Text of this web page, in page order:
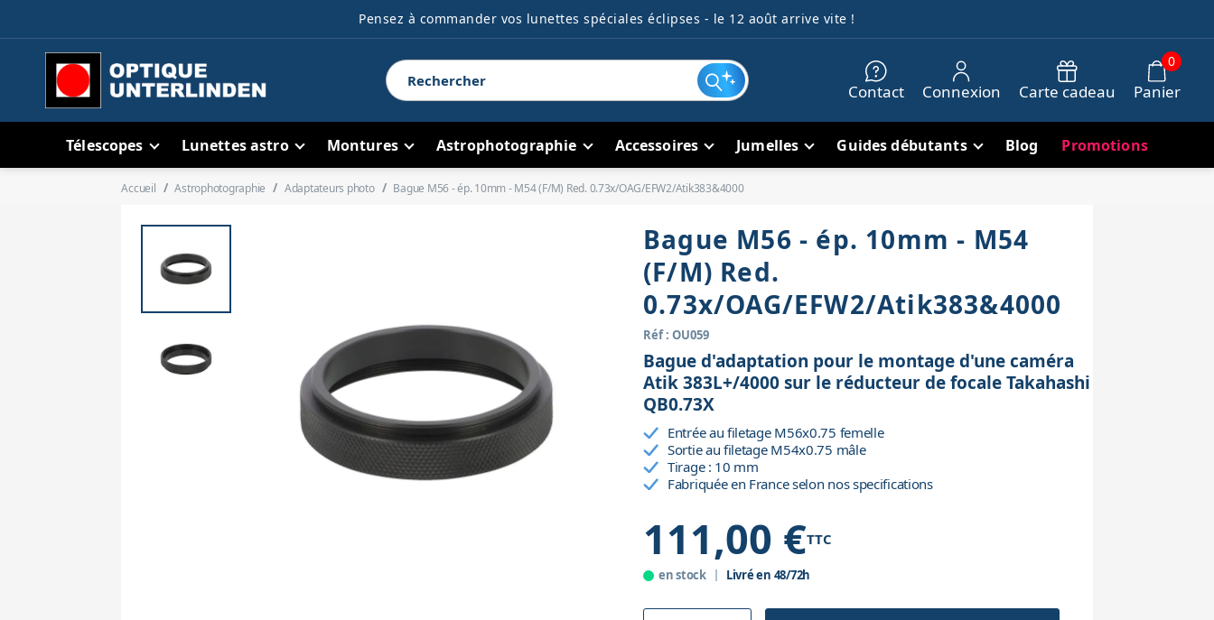
Pensez à commander vos lunettes spéciales éclipses - le 12 août arrive vite !
Contact Connexion Carte cadeau Panier
0
Télescopes Lunettes astro Montures Astrophotographie Accessoires Jumelles Guides débutants Blog Promotions
Accueil Astrophotographie Adaptateurs photo Bague M56 - ép. 10mm - M54 (F/M) Red. 0.73x/OAG/EFW2/Atik383&4000
Bague M56 - ép. 10mm - M54
(F/M) Red.
0.73x/OAG/EFW2/Atik383&4000
Réf : OU059
Bague d'adaptation pour le montage d'une caméra
Atik 383L+/4000 sur le réducteur de focale Takahashi
QB0.73X
Entrée au filetage M56x0.75 femelle
Sortie au filetage M54x0.75 mâle
Tirage : 10 mm
Fabriquée en France selon nos specifications
111,00 €TTC
en stock Livré en 48/72h